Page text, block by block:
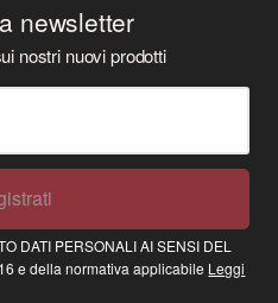
newsletter
nostri nuovi prodotti
DATI PERSONALI AI SENSI DEL
e della normativa applicabile Leggi